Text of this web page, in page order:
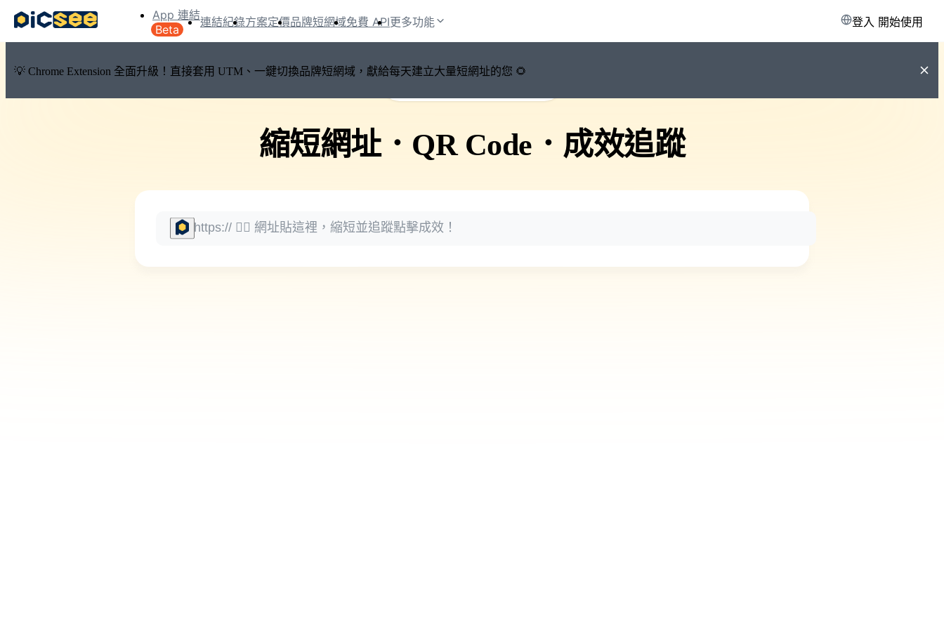
💡 Chrome Extension 全面升級！直接套用 UTM、一鍵切換品牌短網域，獻給每天建立大量短網址的您 🌻
App 連結
Beta
連結紀錄方案定價品牌短網域免費 API更多功能 登入 開始使用
🚀 PicSee 短網址永久有效
縮短網址． QR Code ． 成效追蹤